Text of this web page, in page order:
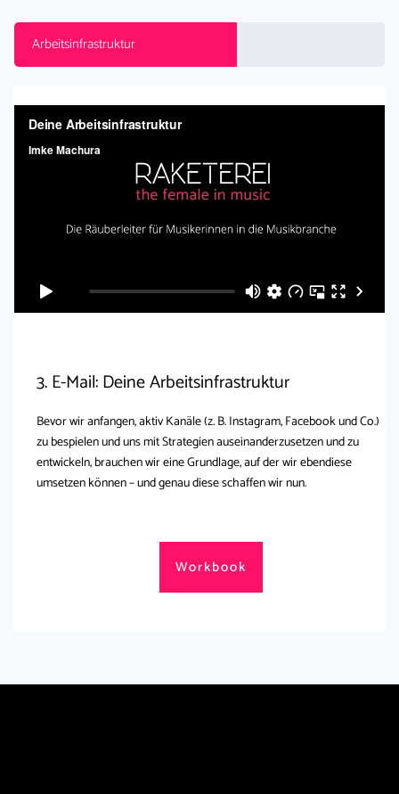
Arbeitsinfrastruktur
3. E-Mail: Deine Arbeitsinfrastruktur
Bevor wir anfangen, aktiv Kanäle (z. B. Instagram, Facebook und Co.)
zu bespielen und uns mit Strategien auseinanderzusetzen und zu
entwickeln, brauchen wir eine Grundlage, auf der wir ebendiese
umsetzen können – und genau diese schaffen wir nun.
Workbook